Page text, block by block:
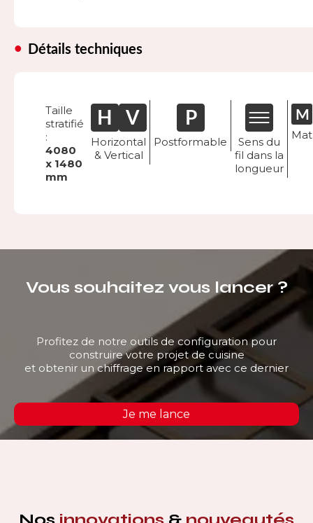
Détails techniques
Taille
stratifié
:
4080
x 1480
mm
Horizontal
& Vertical
Postformable
Sens du
fil dans la
longueur
Mat
Vous souhaitez vous lancer ?
Profitez de notre outils de configuration pour
construire votre projet de cuisine
et obtenir un chiffrage en rapport avec ce dernier
Je me lance